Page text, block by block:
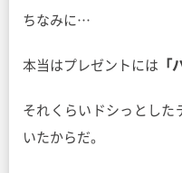
ちなみに…
本当はプレゼントには 「
それくらいドシっとした
いたからだ。